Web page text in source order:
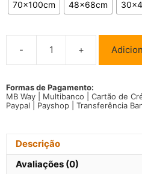
70x100cm 48x68cm
-
de
+
Formas de Pagamento:
MB Way | Multibanco | Cartão de
Paypal | Payshop | Transferência
Descrição
Avaliações (0)